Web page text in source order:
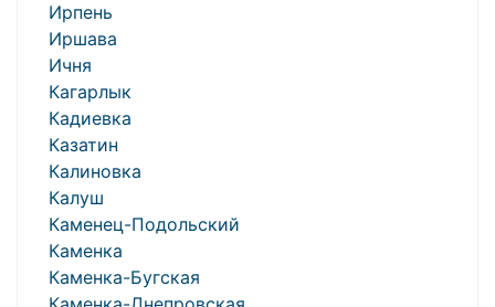
Ирпень
Иршава
Ичня
Кагарлык
Кадиевка
Казатин
Калиновка
Калуш
Каменец-Подольский
Каменка
Каменка-Бугская